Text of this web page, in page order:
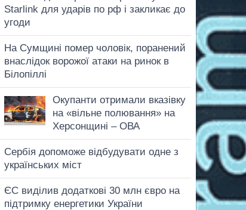
Starlink для ударів по рф і закликає до
угоди
На Сумщині помер чоловік, поранений
внаслідок ворожої атаки на ринок в
Білопіллі
Окупанти отримали вказівку
на «вільне полювання» на
Херсонщині – ОВА
Сербія допоможе відбудувати одне з
українських міст
ЄС виділив додаткові 30 млн євро на
підтримку енергетики України